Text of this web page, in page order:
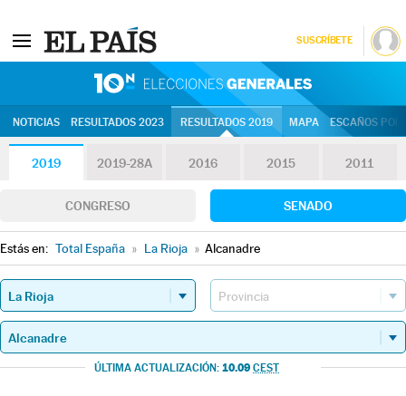
SUSCRÍBETE
NOTICIAS RESULTADOS 2023 RESULTADOS 2019 MAPA ESCAÑOS
2019 2019-28A 2016 2015 2011
CONGRESO SENADO
Estás en: Total España » La Rioja » Alcanadre
ÚLTIMA ACTUALIZACIÓN: 10.09 CEST